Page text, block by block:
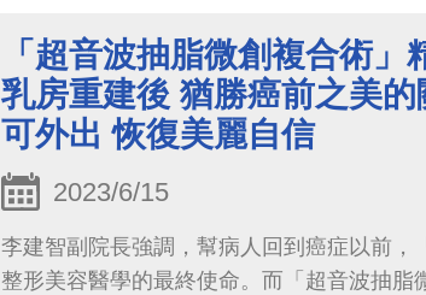
「超音波抽脂微創複合術
乳房重建後 猶勝癌前之美
可外出 恢復美麗自信
2023/6/15
李建智副院長強調，幫病人回到癌症以前，
整形美容醫學的最終使命。而「超音波抽脂